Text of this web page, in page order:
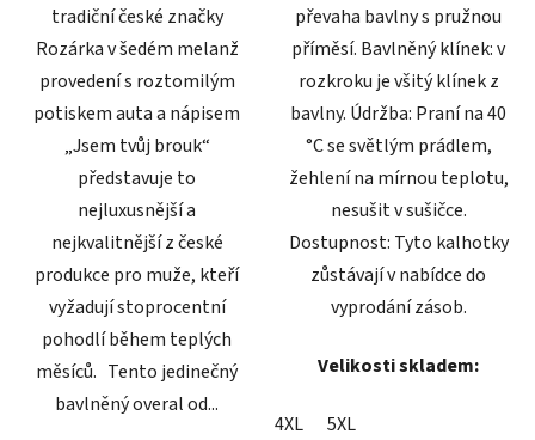
tradiční české značky
Rozárka v šedém melanž
provedení s roztomilým
potiskem auta a nápisem
„Jsem tvůj brouk“
představuje to
nejluxusnější a
nejkvalitnější z české
produkce pro muže, kteří
vyžadují stoprocentní
pohodlí během teplých
měsíců. Tento jedinečný
bavlněný overal od...
převaha bavlny s pružnou
příměsí. Bavlněný klínek: v
rozkroku je všitý klínek z
bavlny. Údržba: Praní na 40
°C se světlým prádlem,
žehlení na mírnou teplotu,
nesušit v sušičce.
Dostupnost: Tyto kalhotky
zůstávají v nabídce do
vyprodání zásob.
Velikosti skladem:
4XL 5XL